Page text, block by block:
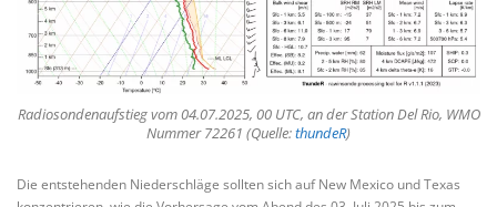
Radiosondenaufstieg vom 04.07.2025, 00 UTC, an der Station Del Rio, WMO
Nummer 72261 (Quelle:thundeR)
Die entstehenden Niederschläge sollten sich auf New Mexico und Texas